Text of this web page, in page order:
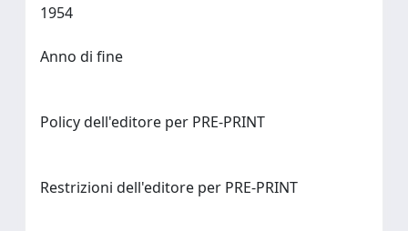
Anno di fine
Policy dell'editore per PRE-PRINT
Restrizioni dell'editore per PRE-PRINT